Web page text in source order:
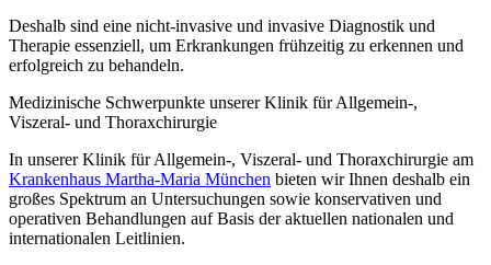
Deshalb sind eine nicht-invasive und invasive Diagnostik und
Therapie essenziell, um Erkrankungen frühzeitig zu erkennen und
erfolgreich zu behandeln.
Medizinische Schwerpunkte unserer Klinik für Allgemein-,
Viszeral- und Thoraxchirurgie
In unserer Klinik für Allgemein-, Viszeral- und Thoraxchirurgie am
Krankenhaus Martha-Maria München bieten wir Ihnen deshalb ein
großes Spektrum an Untersuchungen sowie konservativen und
operativen Behandlungen auf Basis der aktuellen nationalen und
internationalen Leitlinien.